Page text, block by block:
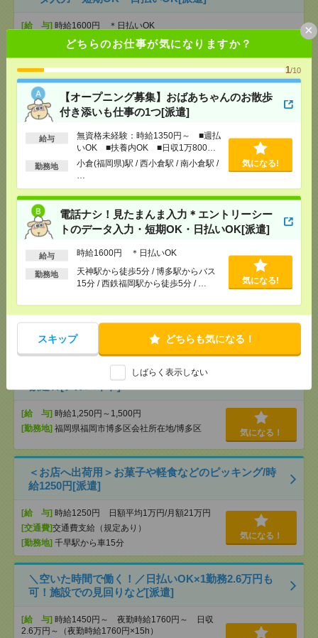
どちらのお仕事が気になりますか？
1/10
【オープニング募集】おばあちゃんのお散歩
付き添いも仕事の1つ[派遣]
給与
無資格未経験：時給1350円～ ■週払
いOK ■扶養内OK ■日収1万800円
以上
勤務地
小倉(福岡県)駅 / 西小倉駅 / 南小倉駅 /
気になる!
電話ナシ！見たまんま入力＊エントリーシー
トのデータ入力・短期OK・日払いOK[派遣]
給与 時給1600円 ＊日払いOK
勤務地
天神駅から徒歩5分 / 博多駅からバス
15分 / 西鉄福岡駅から徒歩5分 / …
気になる!
スキップ どちらも気になる！
しばらく表示しない
×
[給 与] 時給1600円 ＊日払いOK
交通費支給（上限15000円/月）
[勤務地]天神駅から徒歩5分/博多駅からバス15分/
西鉄福岡駅から徒歩5分/…
入浴ナシ＊夜勤でゆったり見守りだけ＊週1日～無理
なく働ける[派遣]
[給 与]日収2.4万円～（日勤時給1500円） ■月
収例19.4万円～（夜勤月8回勤務の場合）
[交通費]交通費全額支給 ■ガソリン代も全額支給
（規定あり） ■無料駐車場もご相談ください
[月収例]15～20万円
[勤務地]
若松駅/二島駅 /奥洞海駅 /…
【1日のみの単発OK！】店頭でお客様に配るグッズ
を袋や箱にセットするだけ[派遣]
時給1200円～（弊社は、翌日が給料日！
貝塚(福岡県)駅から自転車10分/箱崎駅か
ら自転車・バイク・車15分
千早駅/ …
すぐ働ける☆糟屋郡駅近☆商品検品作業☆未経験者
[給 与] 時給1,250円～1,500円
[勤務地] 福岡県福岡市博多区会社所在地/博多区 気になる！
＜お店へ出荷用＞お菓子や軽食などのピッキング/時
給1250円[派遣]
[給 与] 時給1250円 日額平均1万円/月額21万円
[交通費]交通費支給（規定あり）
[勤務地] 千早駅から車15分
気になる！
＼空いた時間で働く！／日払いOK×1勤務2.6万円も
可！施設での見回りなど[派遣]
[給 与] 時給1450円～ 夜勤時給1760円～ 日収
2.6万円～（夜勤時給1760円×15h）